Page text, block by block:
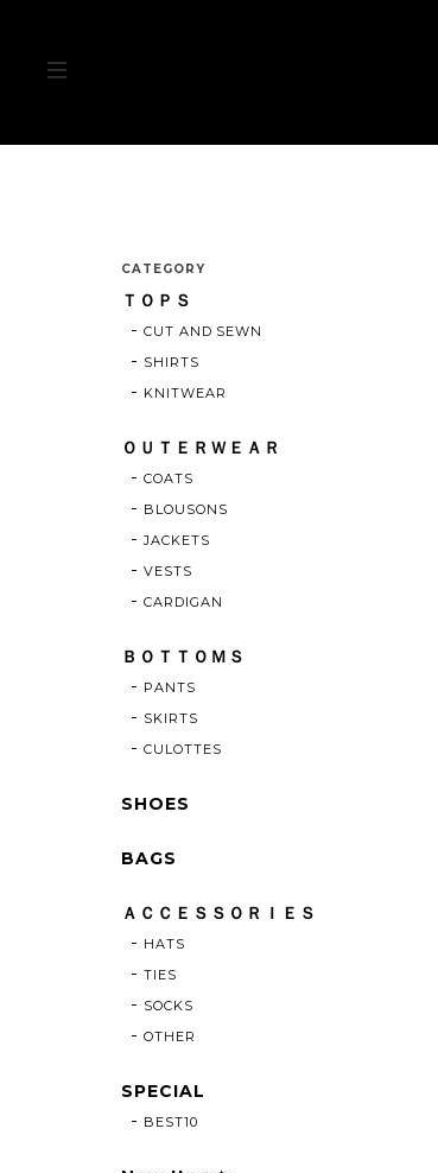
CATEGORY
ＴＯＰＳ
CUT AND SEWN
SHIRTS
KNITWEAR
ＯＵＴＥＲＷＥＡＲ
COATS
BLOUSONS
JACKETS
VESTS
CARDIGAN
ＢＯＴＴＯＭＳ
PANTS
SKIRTS
CULOTTES
SHOES
BAGS
ＡＣＣＥＳＳＯＲＩＥＳ
HATS
TIES
SOCKS
OTHER
SPECIAL
BEST10